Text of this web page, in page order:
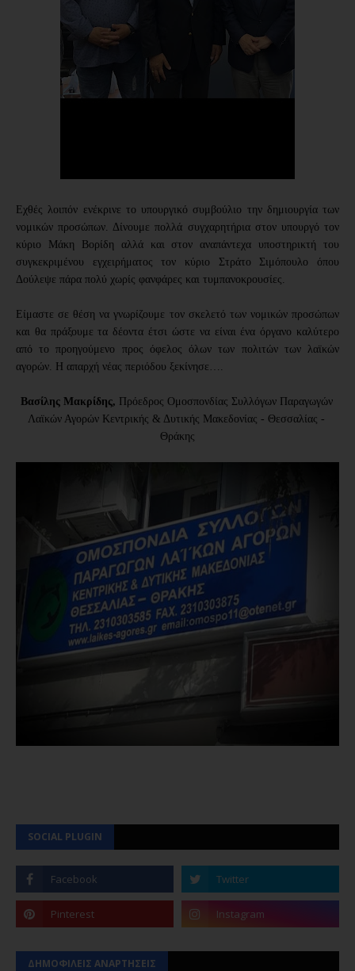
Εχθές λοιπόν ενέκρινε το υπουργικό συμβούλιο την δημιουργία των
νομικών προσώπων. Δίνουμε πολλά συγχαρητήρια στον υπουργό τον
κύριο Μάκη Βορίδη αλλά και στον αναπάντεχα υποστηρικτή του
συγκεκριμένου εγχειρήματος τον κύριο Στράτο Σιμόπουλο όπου
Δούλεψε πάρα πολύ χωρίς φανφάρες και τυμπανοκρουσίες.
Είμαστε σε θέση να γνωρίζουμε τον σκελετό των νομικών προσώπων
και θα πράξουμε τα δέοντα έτσι ώστε να είναι ένα όργανο καλύτερο
από το προηγούμενο προς όφελος όλων των πολιτών των λαϊκών
αγορών. Η απαρχή νέας περιόδου ξεκίνησε….
Βασίλης Μακρίδης, Πρόεδρος Ομοσπονδίας Συλλόγων Παραγωγών
Λαϊκών Αγορών Κεντρικής & Δυτικής Μακεδονίας - Θεσσαλίας -
Θράκης
SOCIAL PLUGIN
ΔΗΜΟΦΙΛΕΙΣ ΑΝΑΡΤΗΣΕΙΣ